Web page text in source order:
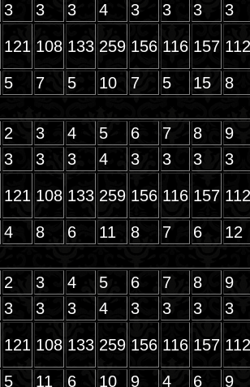
3 3 3 4 3 3 3
3
121 108 133 259 156 116 157 112
5 7 5 10 7 5 15 8
2 3 4 5 6 7 8
9
3 3 3 4 3 3 3
3
121 108 133 259 156 116 157 112
4 8 6 11 8 7 6 12
2 3 4 5 6 7 8
9
3 3 3 4 3 3 3
3
121 108 133 259 156 116 157 112
5 11 6 10 9 4 6 9